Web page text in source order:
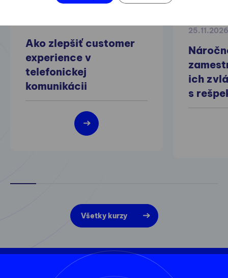
Ako zlepšiť customer
experience v
telefonickej
komunikácii
25.11.2026
ich
s
Všetky kurzy